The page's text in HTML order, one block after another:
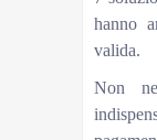
hanno
valida.
Non